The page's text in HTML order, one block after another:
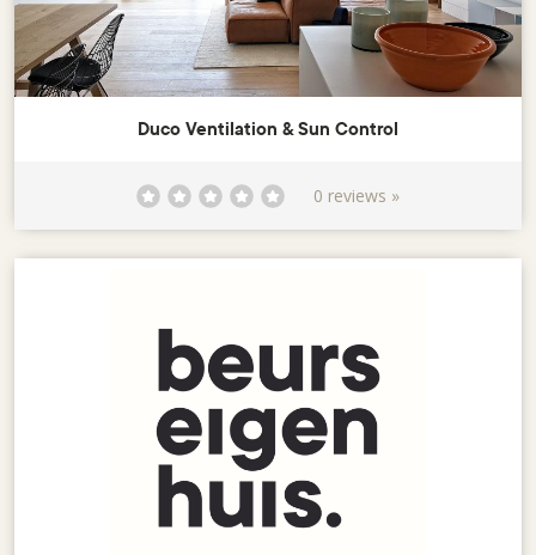
Duco Ventilation & Sun Control
0 reviews »